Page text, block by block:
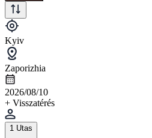
Kyiv
Zaporizhia
2026/08/10
+ Visszatérés
1 Utas